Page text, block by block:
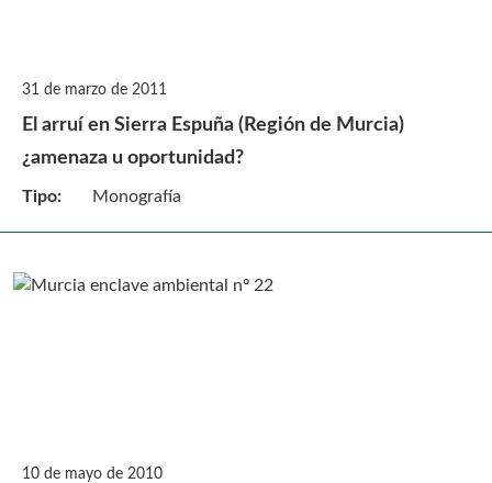
31 de marzo de 2011
El arruí en Sierra Espuña (Región de Murcia)
¿amenaza u oportunidad?
Tipo: Monografía
10 de mayo de 2010